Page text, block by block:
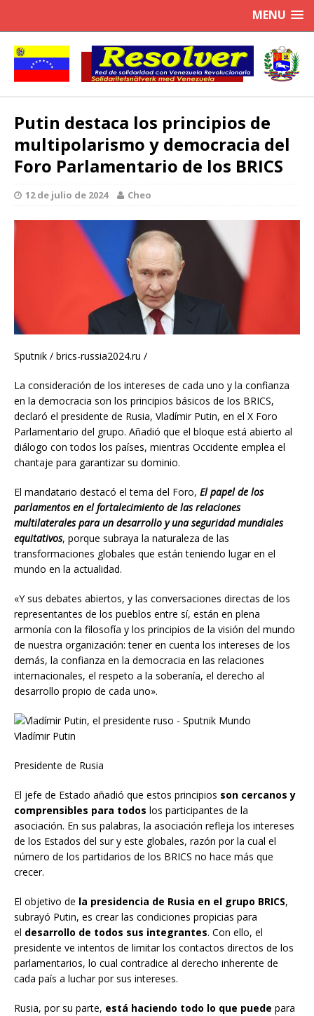
MENU
Putin destaca los principios de
multipolarismo y democracia del
Foro Parlamentario de los BRICS
12 de julio de 2024 Cheo
Sputnik / brics-russia2024.ru /
La consideración de los intereses de cada uno y la confianza
en la democracia son los principios básicos de los BRICS,
declaró el presidente de Rusia, Vladímir Putin, en el X Foro
Parlamentario del grupo. Añadió que el bloque está abierto al
diálogo con todos los países, mientras Occidente emplea el ​​
chantaje para garantizar su dominio.
El mandatario destacó el tema del Foro, El papel de los
parlamentos en el fortalecimiento de las relaciones
multilaterales para un desarrollo y una seguridad mundiales
equitativos, porque subraya la naturaleza de las
transformaciones globales que están teniendo lugar en el
mundo en la actualidad.
«Y sus debates abiertos, y las conversaciones directas de los
representantes de los pueblos entre sí, están en plena
armonía con la filosofía y los principios de la visión del mundo
de nuestra organización: tener en cuenta los intereses de los
demás, la confianza en la democracia en las relaciones
internacionales, el respeto a la soberanía, el derecho al
desarrollo propio de cada uno».
Vladímir Putin
Presidente de Rusia
El jefe de Estado añadió que estos principios son cercanos y
comprensibles para todos los participantes de la
asociación. En sus palabras, la asociación refleja los intereses
de los Estados del sur y este globales, razón por la cual el
número de los partidarios de los BRICS no hace más que
crecer.
El objetivo de la presidencia de Rusia en el grupo BRICS,
subrayó Putin, es crear las condiciones propicias para
el desarrollo de todos sus integrantes. Con ello, el
presidente ve intentos de limitar los contactos directos de los
parlamentarios, lo cual contradice al derecho inherente de
cada país a luchar por sus intereses.
Rusia, por su parte, está haciendo todo lo que puede para